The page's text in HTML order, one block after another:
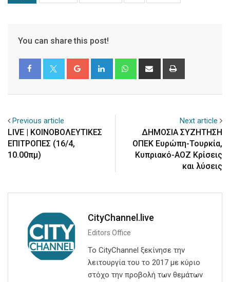
You can share this post!
Google+ LinkedIn WhatsappShare
Previous article
LIVE | ΚΟΙΝΟΒΟΛΕΥΤΙΚΕΣ
ΕΠΙΤΡΟΠΕΣ (16/4,
10.00πμ)
Next article
ΔΗΜΟΣΙΑ ΣΥΖΗΤΗΣΗ
ΟΠΕΚ Ευρώπη-Τουρκία,
Κυπριακό-ΑΟΖ Κρίσεις
και λύσεις
CityChannel.live
Editors Office
Το CityChannel ξεκίνησε την
λειτουργία του το 2017 με κύριο
στόχο την προβολή των θεμάτων